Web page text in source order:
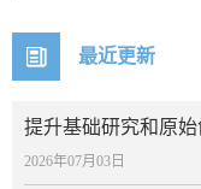
最近更新
提升基础研究和原
2026年07月03日